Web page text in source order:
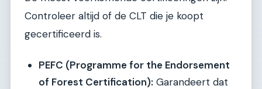
Controleer altijd of de CLT die je koopt
gecertificeerd is.
PEFC (Programme for the Endorsement
of Forest Certification): Garandeert dat